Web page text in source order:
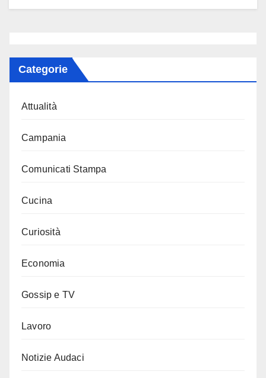
Categorie
Attualità
Campania
Comunicati Stampa
Cucina
Curiosità
Economia
Gossip e TV
Lavoro
Notizie Audaci